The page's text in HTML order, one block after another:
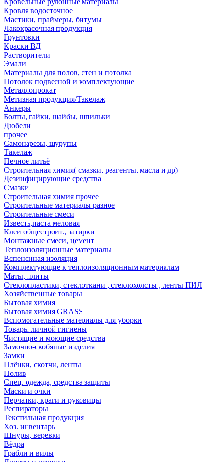
Кровельные рулонные материалы
Кровля водосточное
Мастики, праймеры, битумы
Лакокрасочная продукция
Грунтовки
Краски ВД
Растворители
Эмали
Материалы для полов, стен и потолка
Потолок подвесной и комплектующие
Металлопрокат
Метизная продукция/Такелаж
Анкеры
Болты, гайки, шайбы, шпильки
Дюбели
прочее
Самонарезы, шурупы
Такелаж
Печное литьё
Строительная химия( смазки, реагенты, масла и др)
Дезинфицирующие средства
Смазки
Строительная химия прочее
Строительные материалы разное
Строительные смеси
Известь,паста меловая
Клеи общестроит., затирки
Монтажные смеси, цемент
Теплоизоляционные материалы
Вспененная изоляция
Комплектующие к теплоизоляционным материалам
Маты, плиты
Стеклопластики, стеклоткани , стеклохолсты , ленты ПИЛ
Хозяйственные товары
Бытовая химия
Бытовая химия GRASS
Вспомогательные материалы для уборки
Товары личной гигиены
Чистящие и моющие средства
Замочно-скобяные изделия
Замки
Плёнки, скотчи, ленты
Полив
Спец. одежда, средства защиты
Маски и очки
Перчатки, краги и руковицы
Респираторы
Текстильная продукция
Хоз. инвентарь
Шнуры, веревки
Вёдра
Грабли и вилы